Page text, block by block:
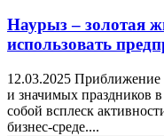
Наурыз – золотая
использовать
12.03.2025
и значимых праздников в
собой всплеск
бизнес-среде....